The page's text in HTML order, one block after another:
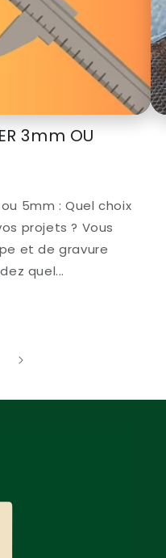
3mm OU
5mm : Quel choix
projets ? Vous
et de gravure
quel...